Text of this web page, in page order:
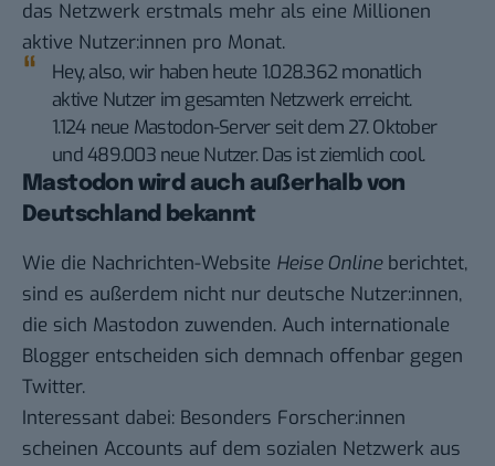
das Netzwerk erstmals mehr als eine Millionen
aktive Nutzer:innen pro Monat.
Hey, also, wir haben heute 1.028.362 monatlich
aktive Nutzer im gesamten Netzwerk erreicht.
1.124 neue Mastodon-Server seit dem 27. Oktober
und 489.003 neue Nutzer. Das ist ziemlich cool.
Mastodon wird auch außerhalb von
Deutschland bekannt
Wie die Nachrichten-Website Heise Onlineberichtet,
sind es außerdem nicht nur deutsche Nutzer:innen,
die sich Mastodon zuwenden. Auch internationale
Blogger entscheiden sich demnach offenbar gegen
Twitter.
Interessant dabei: Besonders Forscher:innen
scheinen Accounts auf dem sozialen Netzwerk aus